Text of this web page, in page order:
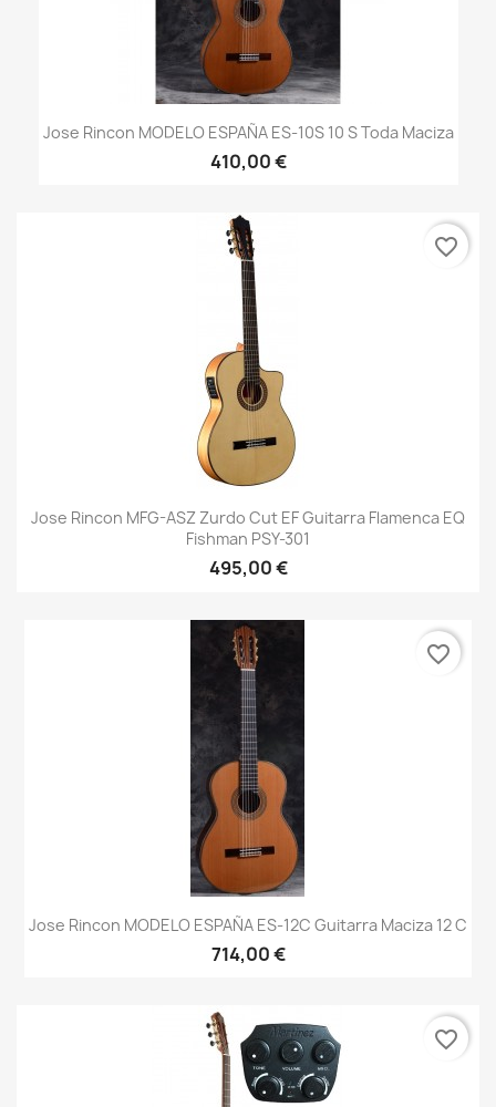
Jose Rincon MODELO ESPAÑA ES-10S 10 S Toda Maciza
410,00 €
Jose Rincon MFG-ASZ Zurdo Cut EF Guitarra Flamenca EQ
Fishman PSY-301
495,00 €
favorite_border
Jose Rincon MODELO ESPAÑA ES-12C Guitarra Maciza 12 C
714,00 €
favorite_border
favorite_border